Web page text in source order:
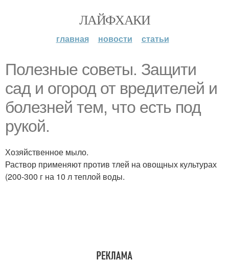
ЛАЙФХАКИ
главная новости статьи
Полезные советы. Защити
сад и огород от вредителей и
болезней тем, что есть под
рукой.
Хозяйственное мыло.
Раствор применяют против тлей на овощных культурах
(200-300 г на 10 л теплой воды.